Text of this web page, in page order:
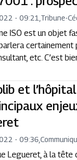
- 09:21 Tribune-
ISO est un objet
certainement
etc. C’est
et
- 09:36 ,
Legueret, à la tête